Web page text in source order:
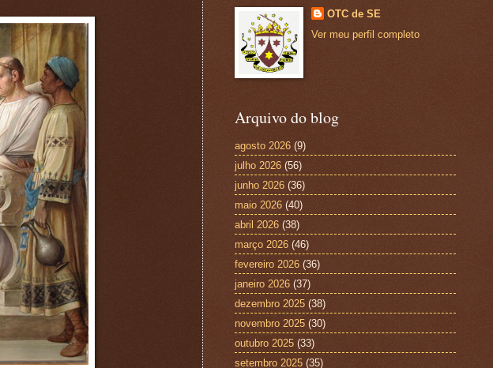
OTC de SE
Ver meu perfil completo
Arquivo do blog
agosto 2026 (9)
julho 2026 (56)
junho 2026 (36)
maio 2026 (40)
abril 2026 (38)
março 2026 (46)
fevereiro 2026 (36)
janeiro 2026 (37)
dezembro 2025 (38)
novembro 2025 (30)
outubro 2025 (33)
setembro 2025 (35)